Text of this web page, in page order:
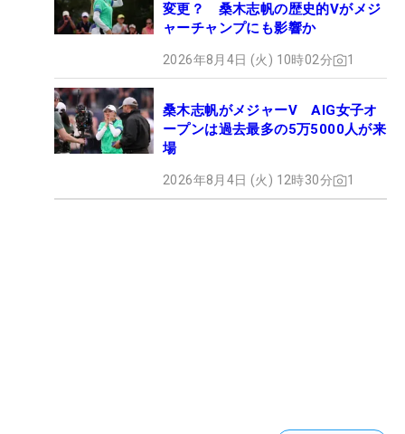
変更？ 桑木志帆の歴史的Vがメジ
ャーチャンプにも影響か
2026年8月4日 (火) 10時02分 1
桑木志帆がメジャーV AIG女子オ
ープンは過去最多の5万5000人が来
場
2026年8月4日 (火) 12時30分 1